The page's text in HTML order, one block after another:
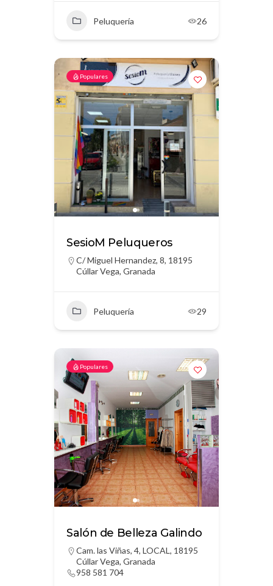
Peluquería 26
Populares
SesioM Peluqueros
C/ Miguel Hernandez, 8, 18195
Cúllar Vega, Granada
Peluquería 29
Populares
Salón de Belleza Galindo
Cam. las Viñas, 4, LOCAL, 18195
Cúllar Vega, Granada
958 581 704